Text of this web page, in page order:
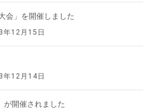
会」を開催しました
年12月15日
年12月14日
が開催されました